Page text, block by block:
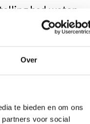
Over
te bieden en om ons
voor social
had weten
paard de witte
door een
zijn weer live